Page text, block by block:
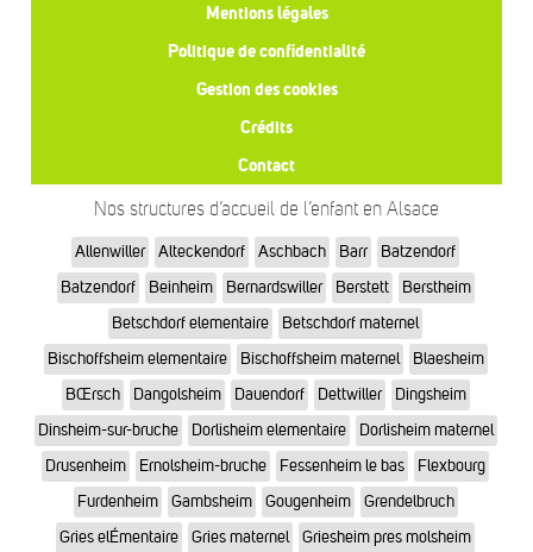
Mentions légales
Politique de confidentialité
Gestion des cookies
Crédits
Contact
Nos structures d’accueil de l’enfant en Alsace
Allenwiller Alteckendorf Aschbach Barr
Batzendorf
Batzendorf
Beinheim Bernardswiller Berstett
Berstheim
Betschdorf elementaire
Betschdorf maternel
Bischoffsheim elementaire
Bischoffsheim maternel
Blaesheim
BŒrsch
Dangolsheim Dauendorf Dettwiller
Dingsheim
Dinsheim-sur-bruche
Dorlisheim elementaire
Dorlisheim maternel
Drusenheim
Ernolsheim-bruche Fessenheim le bas
Flexbourg
Furdenheim
Gambsheim Gougenheim
Grendelbruch
Gries elÉmentaire
Gries maternel
Griesheim pres molsheim